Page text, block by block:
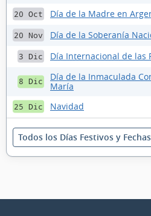
20 Oct Día de la Madre en
20 Nov Día de la Soberanía
3 Dic Día Internacional de las
8 Dic
Día de la Inmaculada
María
25 Dic Navidad
Todos los Días Festivos y